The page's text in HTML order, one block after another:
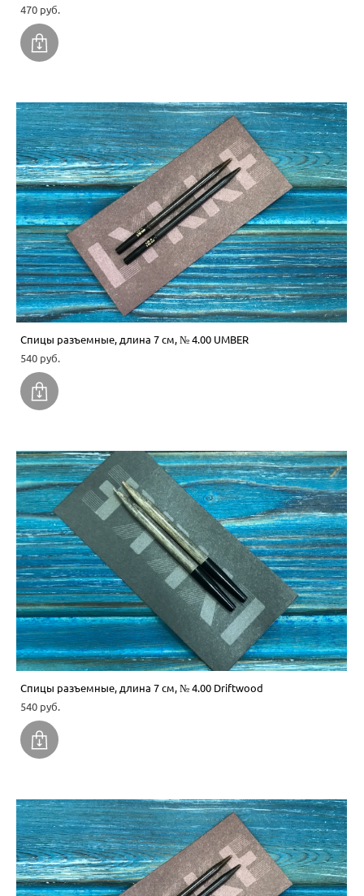
470 pуб.
Спицы разъемные, длина 7 см, № 4.00 UMBER
540 pуб.
Спицы разъемные, длина 7 см, № 4.00 Driftwood
540 pуб.